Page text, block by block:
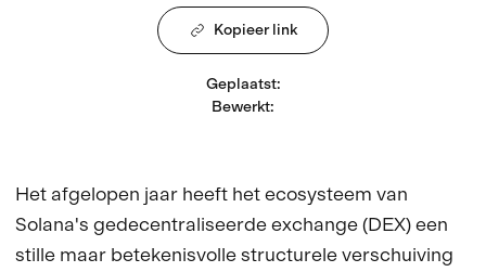
Kopieer link
Geplaatst:
Bewerkt:
Het afgelopen jaar heeft het ecosysteem van
Solana's gedecentraliseerde exchange (DEX) een
stille maar betekenisvolle structurele verschuiving